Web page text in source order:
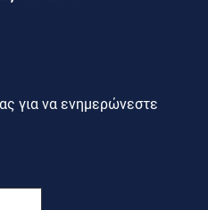
για να ενημερώνεστε